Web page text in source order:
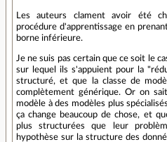
Les auteurs clament avoir été
procédure d'apprentissage en
borne inférieure.
Je ne suis pas certain que ce soit le
sur lequel ils s'appuient pour la
structuré, et que la classe de
complètement générique. Or on
modèle à des modèles plus
ça change beaucoup de chose, et
plus structurées que leur
hypothèse sur la structure des